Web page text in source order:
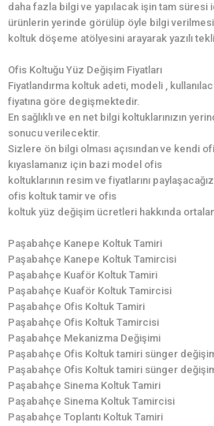
daha fazla bilgi ve yapılacak işin tam süresi
ürünlerin yerinde görülüp öyle bilgi
koltuk döşeme atölyesini arayarak yazılı
Ofis Koltuğu Yüz Değişim Fiyatları
Fiyatlandırma koltuk adeti, modeli ,
fiyatına göre degişmektedir.
En sağlıklı ve en net bilgi koltuklarınızın
sonucu verilecektir.
Sizlere ön bilgi olması açısından ve kendi
kıyaslamanız için bazi model ofis
koltuklarının resim ve fiyatlarını
ofis koltuk tamir ve ofis
koltuk yüz değişim ücretleri hakkında
Paşabahçe Kanepe Koltuk Tamiri
Paşabahçe Kanepe Koltuk Tamircisi
Paşabahçe Kuaför Koltuk Tamiri
Paşabahçe Kuaför Koltuk Tamircisi
Paşabahçe Ofis Koltuk Tamiri
Paşabahçe Ofis Koltuk Tamircisi
Paşabahçe Mekanizma Değişimi
Paşabahçe Ofis Koltuk tamiri sünger
Paşabahçe Ofis Koltuk tamiri sünger
Paşabahçe Sinema Koltuk Tamiri
Paşabahçe Sinema Koltuk Tamircisi
Paşabahçe Toplantı Koltuk Tamiri